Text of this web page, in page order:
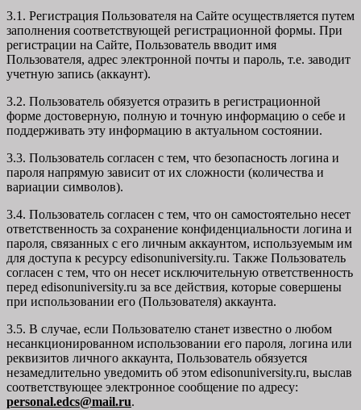
3.1. Регистрация Пользователя на Сайте осуществляется путем
заполнения соответствующей регистрационной формы. При
регистрации на Сайте, Пользователь вводит имя
Пользователя, адрес электронной почты и пароль, т.е. заводит
учетную запись (аккаунт).
3.2. Пользователь обязуется отразить в регистрационной
форме достоверную, полную и точную информацию о себе и
поддерживать эту информацию в актуальном состоянии.
3.3. Пользователь согласен с тем, что безопасность логина и
пароля напрямую зависит от их сложности (количества и
вариации символов).
3.4. Пользователь согласен с тем, что он самостоятельно несет
ответственность за сохранение конфиденциальности логина и
пароля, связанных с его личным аккаунтом, используемым им
для доступа к ресурсу edisonuniversity.ru. Также Пользователь
согласен с тем, что он несет исключительную ответственность
перед edisonuniversity.ru за все действия, которые совершены
при использовании его (Пользователя) аккаунта.
3.5. В случае, если Пользователю станет известно о любом
несанкционированном использовании его пароля, логина или
реквизитов личного аккаунта, Пользователь обязуется
незамедлительно уведомить об этом edisonuniversity.ru, выслав
соответствующее электронное сообщение по адресу:
personal.edcs@mail.ru.